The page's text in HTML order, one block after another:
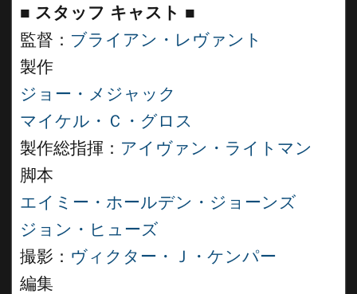
■ スタッフ キャスト ■
監督： ブライアン・レヴァント
製作
ジョー・メジャック
マイケル・Ｃ・グロス
製作総指揮： アイヴァン・ライトマン
脚本
エイミー・ホールデン・ジョーンズ
ジョン・ヒューズ
撮影： ヴィクター・Ｊ・ケンパー
編集